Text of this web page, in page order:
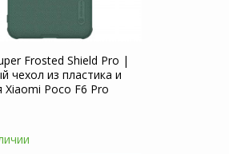
Frosted Shield Pro |
чехол из пластика и
Xiaomi Poco F6 Pro